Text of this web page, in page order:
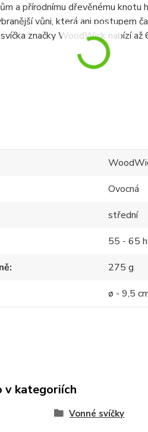
a přírodnímu dřevěnému
vůni, která ani postupem
značky WoodWick nabízí
Ovocná
střední
55 - 65
275 g
ø - 9,5
v kategoriích
Vonné svíčky